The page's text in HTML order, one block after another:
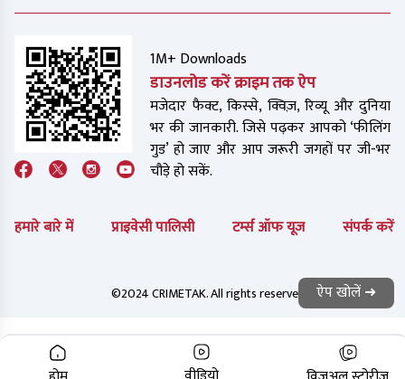
1M+ Downloads
डाउनलोड करें क्राइम तक ऐप
मजेदार फैक्ट, किस्से, क्विज़, रिव्यू और दुनिया
भर की जानकारी. जिसे पढ़कर आपको ‘फीलिंग
गुड’ हो जाए और आप जरूरी जगहों पर जी-भर
चौड़े हो सकें.
हमारे बारे में प्राइवेसी पालिसी टर्म्स ऑफ यूज संपर्क करें
©2024 CRIMETAK. All rights reserved. ऐप खोलें ➜